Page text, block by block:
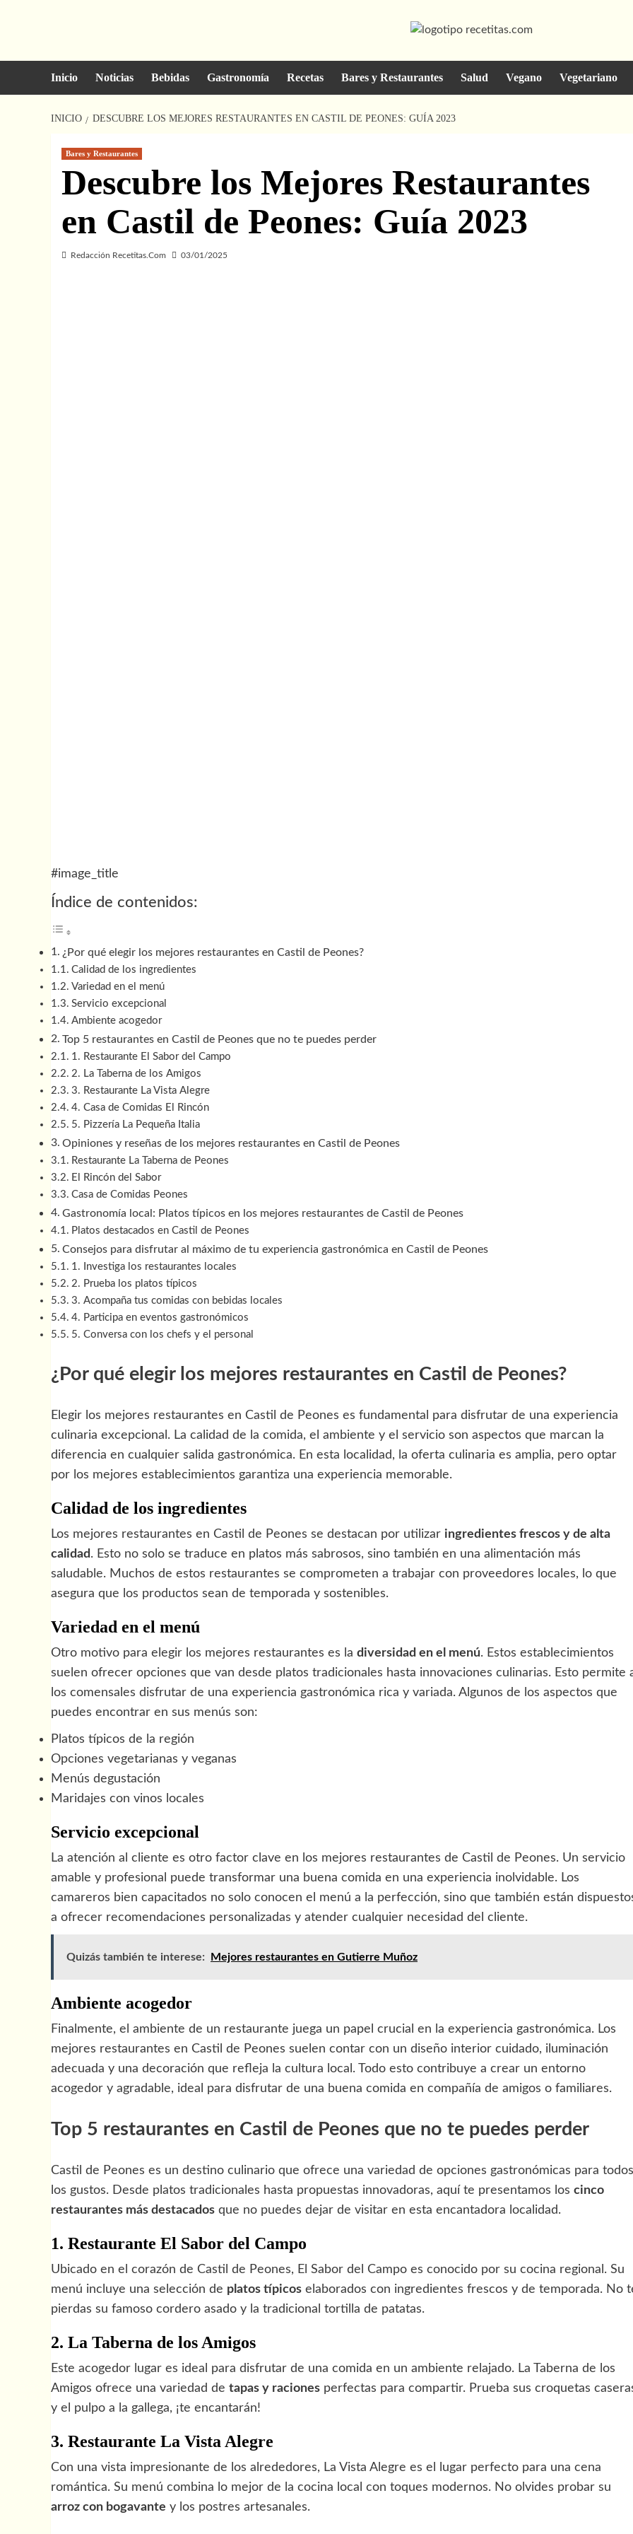
Inicio Noticias Bebidas Gastronomía Recetas Bares y Restaurantes Salud Vegano Vegetariano
INICIO DESCUBRE LOS MEJORES RESTAURANTES EN CASTIL DE PEONES: GUÍA 2023
Bares y Restaurantes
Descubre los Mejores Restaurantes
en Castil de Peones: Guía 2023
Redacción Recetitas.Com 03/01/2025
#image_title
Índice de contenidos:
¿Por qué elegir los mejores restaurantes en Castil de Peones?
Calidad de los ingredientes
Variedad en el menú
Servicio excepcional
Ambiente acogedor
Top 5 restaurantes en Castil de Peones que no te puedes perder
1. Restaurante El Sabor del Campo
2. La Taberna de los Amigos
3. Restaurante La Vista Alegre
4. Casa de Comidas El Rincón
5. Pizzería La Pequeña Italia
Opiniones y reseñas de los mejores restaurantes en Castil de Peones
Restaurante La Taberna de Peones
El Rincón del Sabor
Casa de Comidas Peones
Gastronomía local: Platos típicos en los mejores restaurantes de Castil de Peones
Platos destacados en Castil de Peones
Consejos para disfrutar al máximo de tu experiencia gastronómica en Castil de Peones
1. Investiga los restaurantes locales
2. Prueba los platos típicos
3. Acompaña tus comidas con bebidas locales
4. Participa en eventos gastronómicos
5. Conversa con los chefs y el personal
¿Por qué elegir los mejores restaurantes en Castil de Peones?
Elegir los mejores restaurantes en Castil de Peones es fundamental para disfrutar de una experiencia
culinaria excepcional. La calidad de la comida, el ambiente y el servicio son aspectos que marcan la
diferencia en cualquier salida gastronómica. En esta localidad, la oferta culinaria es amplia, pero optar
por los mejores establecimientos garantiza una experiencia memorable.
Calidad de los ingredientes
Los mejores restaurantes en Castil de Peones se destacan por utilizar ingredientes frescos y de alta
calidad. Esto no solo se traduce en platos más sabrosos, sino también en una alimentación más
saludable. Muchos de estos restaurantes se comprometen a trabajar con proveedores locales, lo que
asegura que los productos sean de temporada y sostenibles.
Variedad en el menú
Otro motivo para elegir los mejores restaurantes es la diversidad en el menú. Estos establecimientos
suelen ofrecer opciones que van desde platos tradicionales hasta innovaciones culinarias. Esto permite
los comensales disfrutar de una experiencia gastronómica rica y variada. Algunos de los aspectos que
puedes encontrar en sus menús son:
Platos típicos de la región
Opciones vegetarianas y veganas
Menús degustación
Maridajes con vinos locales
Servicio excepcional
La atención al cliente es otro factor clave en los mejores restaurantes de Castil de Peones. Un servicio
amable y profesional puede transformar una buena comida en una experiencia inolvidable. Los
camareros bien capacitados no solo conocen el menú a la perfección, sino que también están
a ofrecer recomendaciones personalizadas y atender cualquier necesidad del cliente.
Quizás también te interese: Mejores restaurantes en Gutierre Muñoz
Ambiente acogedor
Finalmente, el ambiente de un restaurante juega un papel crucial en la experiencia gastronómica. Los
mejores restaurantes en Castil de Peones suelen contar con un diseño interior cuidado, iluminación
adecuada y una decoración que refleja la cultura local. Todo esto contribuye a crear un entorno
acogedor y agradable, ideal para disfrutar de una buena comida en compañía de amigos o familiares.
Top 5 restaurantes en Castil de Peones que no te puedes perder
Castil de Peones es un destino culinario que ofrece una variedad de opciones gastronómicas para todos
los gustos. Desde platos tradicionales hasta propuestas innovadoras, aquí te presentamos los cinco
restaurantes más destacados que no puedes dejar de visitar en esta encantadora localidad.
1. Restaurante El Sabor del Campo
Ubicado en el corazón de Castil de Peones, El Sabor del Campo es conocido por su cocina regional. Su
menú incluye una selección de platos típicos elaborados con ingredientes frescos y de temporada. No
pierdas su famoso cordero asado y la tradicional tortilla de patatas.
2. La Taberna de los Amigos
Este acogedor lugar es ideal para disfrutar de una comida en un ambiente relajado. La Taberna de los
Amigos ofrece una variedad de tapas y raciones perfectas para compartir. Prueba sus croquetas
y el pulpo a la gallega, ¡te encantarán!
3. Restaurante La Vista Alegre
Con una vista impresionante de los alrededores, La Vista Alegre es el lugar perfecto para una cena
romántica. Su menú combina lo mejor de la cocina local con toques modernos. No olvides probar su
arroz con bogavante y los postres artesanales.